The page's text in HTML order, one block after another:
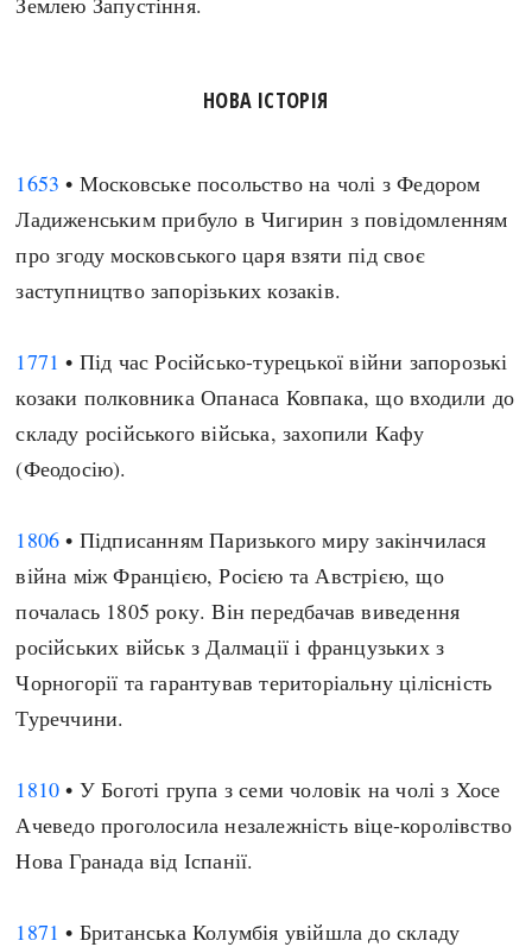
НОВА ІСТОРІЯ
1653 • Московське посольство на чолі з Федором
Ладиженським прибуло в Чигирин з повідомленням
про згоду московського царя взяти під своє
заступництво запорізьких козаків.
1771 • Під час Російсько-турецької війни запорозькі
козаки полковника Опанаса Ковпака, що входили до
складу російського війська, захопили Кафу
(Феодосію).
1806 • Підписанням Паризького миру закінчилася
війна між Францією, Росією та Австрією, що
почалась 1805 року. Він передбачав виведення
російських військ з Далмації і французьких з
Чорногорії та гарантував територіальну цілісність
Туреччини.
1810 • У Боготі група з семи чоловік на чолі з Хосе
Ачеведо проголосила незалежність віце-королівство
Нова Гранада від Іспанії.
1871 • Британська Колумбія увійшла до складу